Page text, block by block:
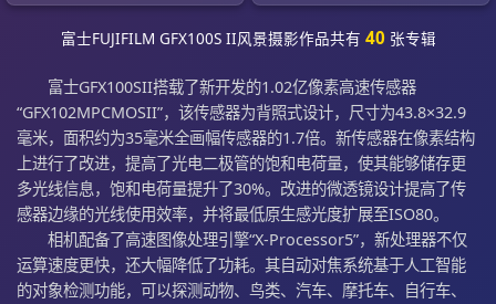
富士FUJIFILM GFX100S II风景摄影作品共有 40 张专辑
富士GFX100SII搭载了新开发的1.02亿像素高速传感器
“GFX102MPCMOSII”，该传感器为背照式设计，尺寸为43.8×32.9
毫米，面积约为35毫米全画幅传感器的1.7倍。新传感器在像素结构
上进行了改进，提高了光电二极管的饱和电荷量，使其能够储存更
多光线信息，饱和电荷量提升了30%。改进的微透镜设计提高了传
感器边缘的光线使用效率，并将最低原生感光度扩展至ISO80。
相机配备了高速图像处理引擎“X-Processor5”，新处理器不仅
运算速度更快，还大幅降低了功耗。其自动对焦系统基于人工智能
的对象检测功能，可以探测动物、鸟类、汽车、摩托车、自行车、